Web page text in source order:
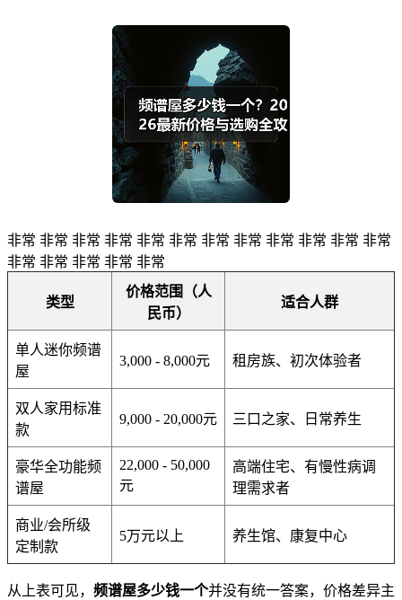
非常 非常 非常 非常 非常 非常 非常 非常 非常 非常 非常 非常
非常 非常 非常 非常 非常
类型
价格范围（人
民币）
适合人群
单人迷你频谱
屋
3,000 - 8,000元 租房族、初次体验者
双人家用标准
款
9,000 - 20,000元 三口之家、日常养生
豪华全功能频
谱屋
22,000 - 50,000
元
高端住宅、有慢性病调
理需求者
商业/会所级
定制款
5万元以上 养生馆、康复中心
从上表可见， 频谱屋多少钱一个并没有统一答案，价格差异主